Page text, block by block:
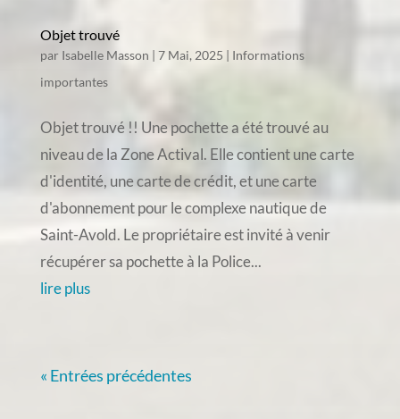
Objet trouvé
par Isabelle Masson | 7 Mai, 2025 | Informations
importantes
Objet trouvé !! Une pochette a été trouvé au
niveau de la Zone Actival. Elle contient une carte
d'identité, une carte de crédit, et une carte
d'abonnement pour le complexe nautique de
Saint-Avold. Le propriétaire est invité à venir
récupérer sa pochette à la Police...
lire plus
« Entrées précédentes